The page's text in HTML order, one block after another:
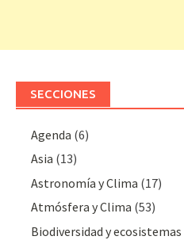
SECCIONES
Agenda (6)
Asia (13)
Astronomía y Clima (17)
Atmósfera y Clima (53)
Biodiversidad y ecosistemas